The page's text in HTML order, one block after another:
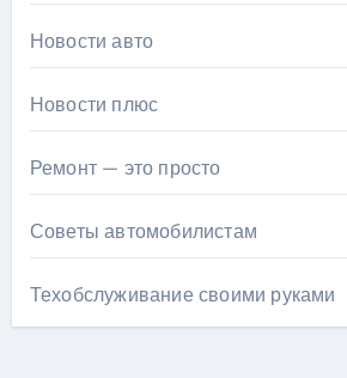
Новости авто
Новости плюс
Ремонт — это просто
Советы автомобилистам
Техобслуживание своими руками